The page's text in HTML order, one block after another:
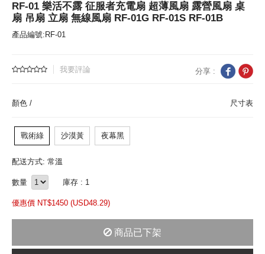
RF-01 樂活不露 征服者充電扇 超薄風扇 露營風扇 桌
扇 吊扇 立扇 無線風扇 RF-01G RF-01S RF-01B
產品編號:RF-01
我要評論 分享 :
顏色 / 尺寸表
戰術綠 沙漠黃 夜幕黑
配送方式: 常溫
數量 庫存 : 1
優惠價 NT$1450 (USD48.29)
商品已下架